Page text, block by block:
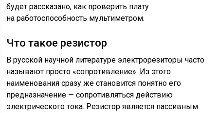
будет рассказано, как проверить плату
на работоспособность мультиметром.
Что такое резистор
В русской научной литературе электрорезиторы часто
называют просто «сопротивление». Из этого
наименования сразу же становится понятно его
предназначение — сопротивляться действию
электрического тока. Резистор является пассивным